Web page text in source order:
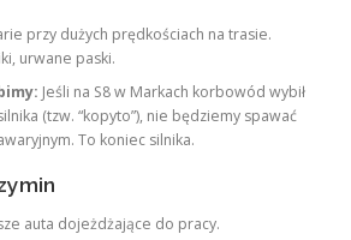
przy dużych prędkościach na trasie.
urwane paski.
Jeśli na S8 w Markach korbowód wybił
(tzw. “kopyto”), nie będziemy spawać
To koniec silnika.
auta dojeżdżające do pracy.